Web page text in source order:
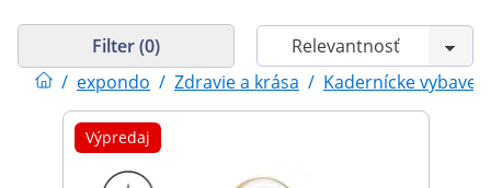
/ expondo / Zdravie a krása / Kadernícke
Filter (0)
Výpredaj